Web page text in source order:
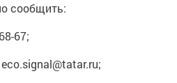
сообщить:
67;